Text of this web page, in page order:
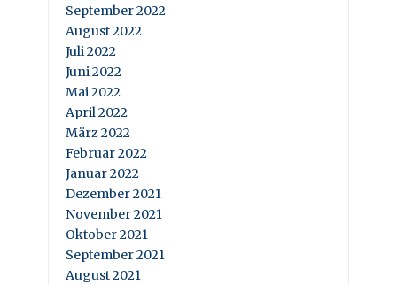
September 2022
August 2022
Juli 2022
Juni 2022
Mai 2022
April 2022
März 2022
Februar 2022
Januar 2022
Dezember 2021
November 2021
Oktober 2021
September 2021
August 2021